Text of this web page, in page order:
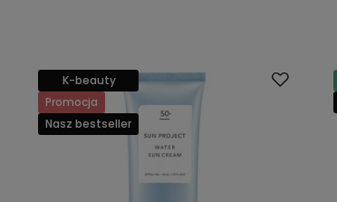
K-beauty
Promocja
Nasz bestseller